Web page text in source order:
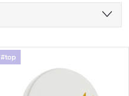
#top